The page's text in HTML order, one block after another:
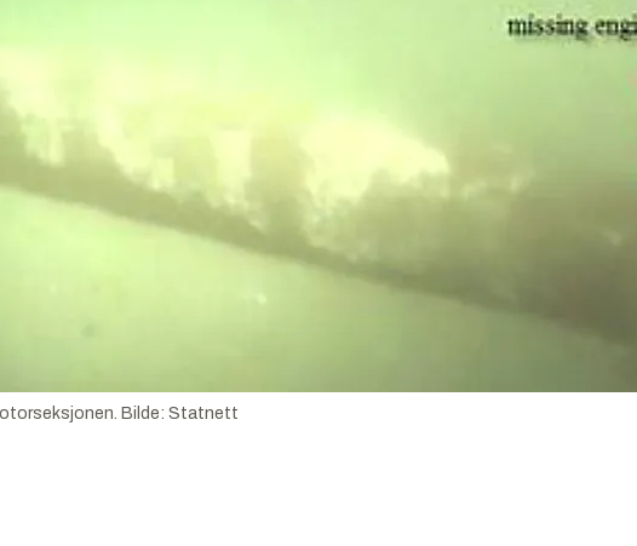
Bilde: Statnett